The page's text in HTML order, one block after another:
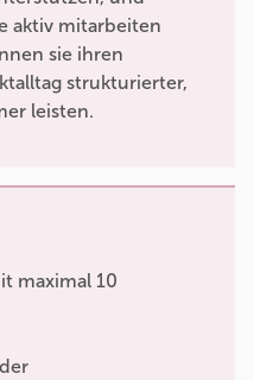
aktiv mitarbeiten
sie ihren
strukturierter,
leisten.
maximal 10